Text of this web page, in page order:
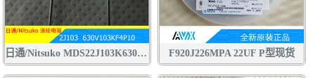
日通/Nitsuko MDS22J103K630V CBB电容 聚丙烯 聚酯膜 涤纶 金属膜 电容 F920J226MPA 22UF P型现货